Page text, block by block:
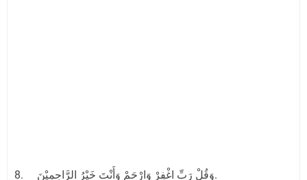
8. وَقُلْ رَبِّ اغْفِرْ وَارْحَمْ وَأَنْتَ خَيْرُ الرَّاحِمِيْنَ.